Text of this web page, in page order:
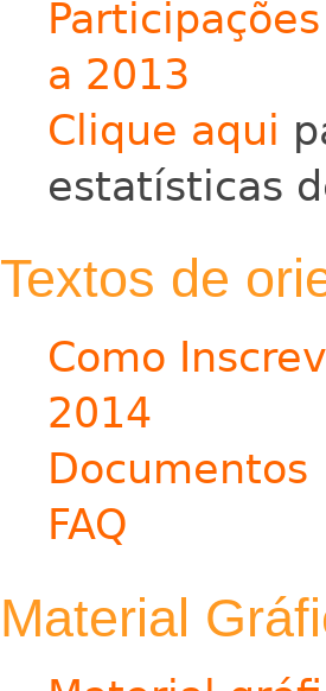
a 2013
Clique aqui
estatísticas
Textos de
Como
2014
Documentos
FAQ
Material